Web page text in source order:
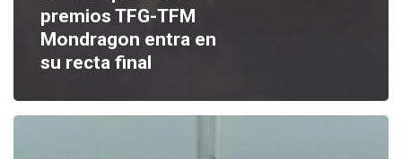
premios TFG-TFM
Mondragon entra en
su recta final